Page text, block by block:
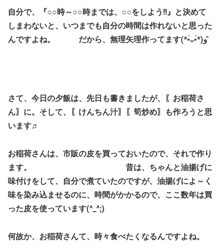
自分で、『○○時～○○時までは、○○をしよう!!』と決めて
しまわないと、いつまでも自分の時間は作れないと思った
んですよね。 だから、無理矢理作ってます(*•̀ᴗ•́*)و ̑̑
さて、今日の夕飯は、先日も書きましたが、〖お稲荷さ
ん〗に。そして、〖けんちん汁〗〖筍炒め〗も作ろうと思
います♬
お稲荷さんは、市販の皮を買っておいたので、それで作り
ます。 昔は、ちゃんと油揚げに
味付けをして、自分で煮ていたのですが、油揚げによ～く
味を染み込ませるのに、時間がかかるので、ここ数年は買
った皮を使っています(^_^;)
何故か、お稲荷さんて、時々食べたくなるんですよね。